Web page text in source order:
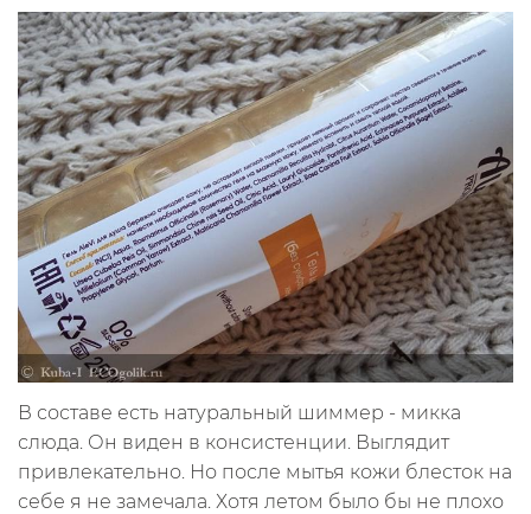
В составе есть натуральный шиммер - микка
слюда. Он виден в консистенции. Выглядит
привлекательно. Но после мытья кожи блесток на
себе я не замечала. Хотя летом было бы не плохо